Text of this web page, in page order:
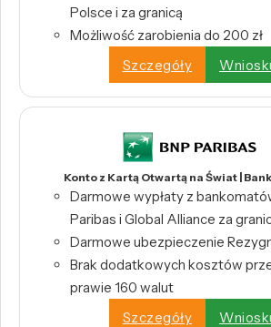
Polsce i za granicą
Możliwość zarobienia do 200 zł
Szczegóły
Konto z Kartą Otwartą na Świat |
Darmowe wypłaty z
Paribas i Global Alliance za
Darmowe ubezpieczenie
Brak dodatkowych kosztów
prawie 160 walut
Szczegóły